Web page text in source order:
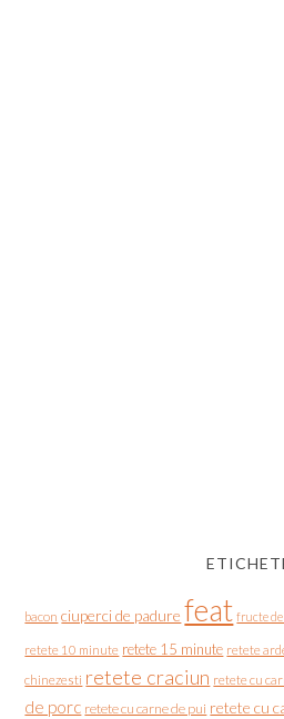
bacon ciuperci de padure feat fructe de
retete 10 minute retete 15 minute retete
chinezesti retete craciun retete cu
de porc retete cu carne de pui retete cu